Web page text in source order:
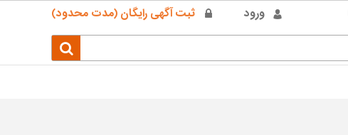
ورود ثبت آگهی رایگان (مدت محدود)